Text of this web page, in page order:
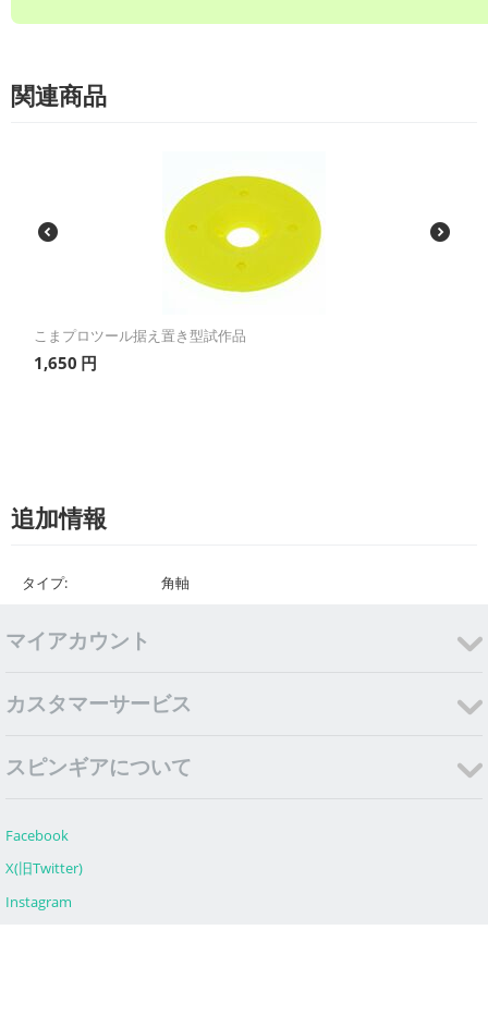
関連商品
こまプロツール据え置き型試作品
1,650 円
追加情報
タイプ: 角軸
マイアカウント
カスタマーサービス
スピンギアについて
Facebook
X(旧Twitter)
Instagram